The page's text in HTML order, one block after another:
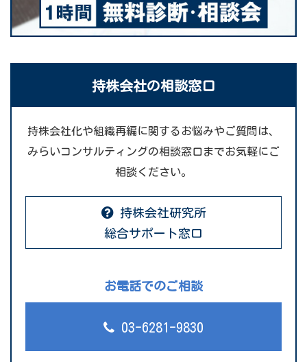
持株会社の相談窓口
持株会社化や組織再編に関するお悩みやご質問は、
みらいコンサルティングの相談窓口までお気軽にご
相談ください。
持株会社研究所
総合サポート窓口
お電話でのご相談
03-6281-9830